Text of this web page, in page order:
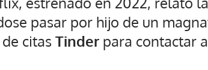
pasar por hijo de un
citasTinder para contactar